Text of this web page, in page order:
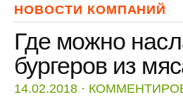
НОВОСТИ КОМПАНИЙ
Где можно
бургеров из
14.02.2018 ⋅